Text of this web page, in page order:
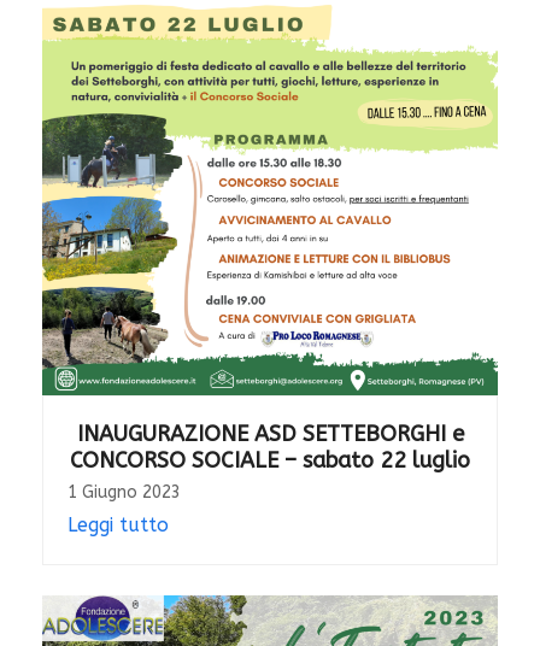
INAUGURAZIONE ASD SETTEBORGHI e
CONCORSO SOCIALE – sabato 22 luglio
1 Giugno 2023
Leggi tutto